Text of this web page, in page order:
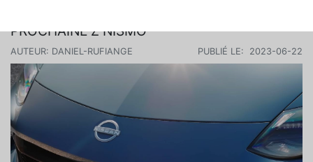
PROCHAINE Z NISMO
AUTEUR: DANIEL-RUFIANGE PUBLIÉ LE: 2023-06-22